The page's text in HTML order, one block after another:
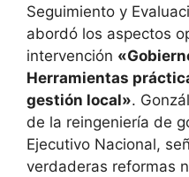
Seguimiento y
abordó los aspectos
intervención
Herramientas
gestión local».
de la reingeniería de
Ejecutivo Nacional,
verdaderas reformas